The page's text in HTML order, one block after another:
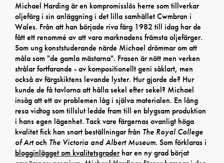
Michael Harding är en kompromisslös herre som tillverkar
oljefärg i sin anläggning i det lilla samhället Cwmbran i
Wales. Från att han började riva färg 1982 till idag har de
fått ett renommé av att vara marknadens främsta oljefärger.
Som ung konststuderande närde Michael drömmar om att
måla som "de gamla mästarna". Frasen är nött men verken
strålar fortfarande - av kompositionellt geni såklart, men
också av färgskiktens levande lyster. Hur gjorde de? Hur
kunde de få tavlorna att hålla sekel efter sekel? Michael
insåg att ett av problemen låg i själva materialen. En lång
resa vidtog som tillslut ledde fram till en blygsam produktion
i hans egen lägenhet. Tack vare färgernas ovanligt höga
kvalitet fick han snart beställningar från The Royal College
of Artoch The Victoria and Albert Museum. Som förklaras i
blogginlägget om kvalitetsgraderhar en ny grad börjat